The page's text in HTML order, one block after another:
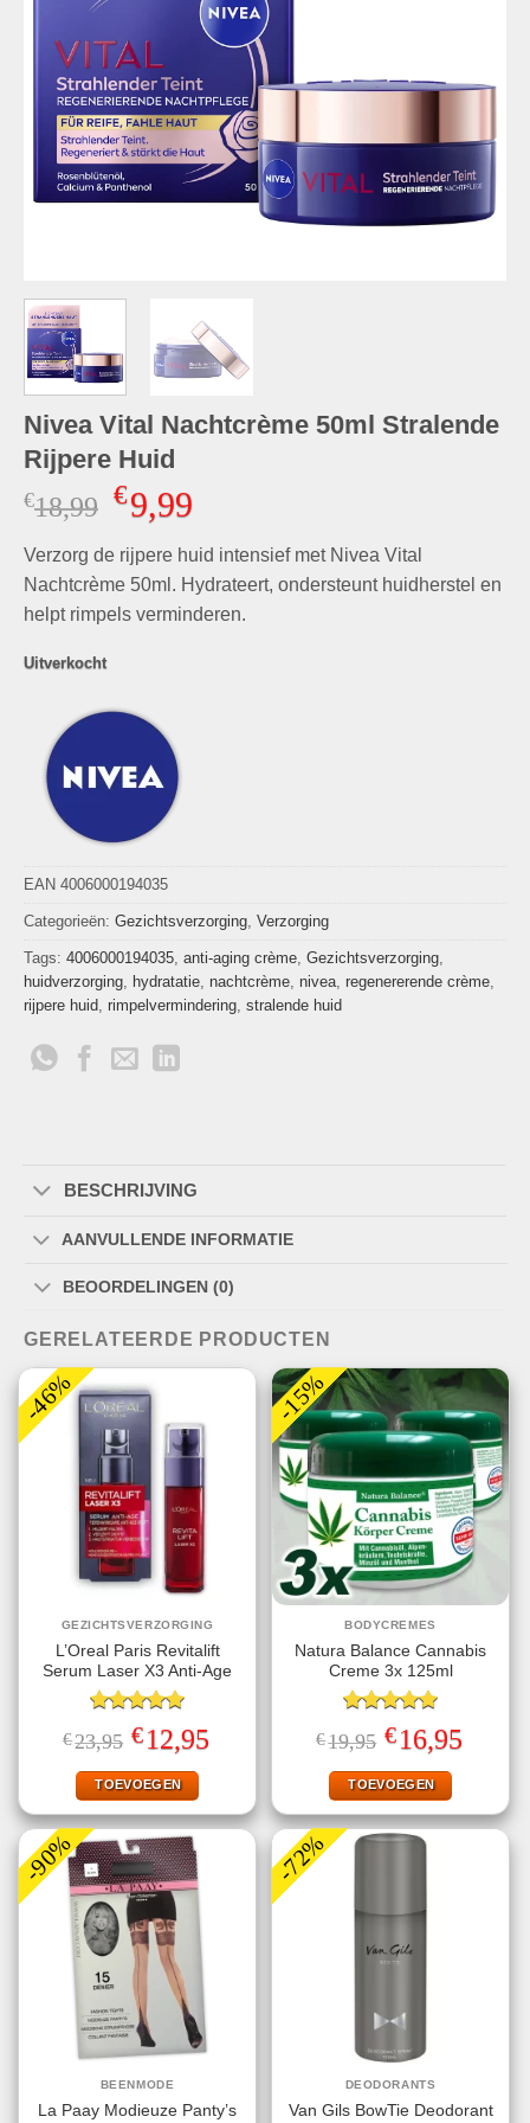
Nivea Vital Nachtcrème 50ml Stralende
Rijpere Huid
€18,99 Oorspronkelijke
prijs
was:
€18,99.
€9,99Huidige
is:
€9,99.
Verzorg de rijpere huid intensief met Nivea Vital
Nachtcrème 50ml. Hydrateert, ondersteunt huidherstel en
helpt rimpels verminderen.
Uitverkocht
EAN 4006000194035
Categorieën: Gezichtsverzorging, Verzorging
Tags: 4006000194035, anti-aging crème, Gezichtsverzorging,
huidverzorging, hydratatie, nachtcrème, nivea, regenererende crème,
rijpere huid, rimpelvermindering, stralende huid
BESCHRIJVING
AANVULLENDE INFORMATIE
BEOORDELINGEN (0)
GERELATEERDE PRODUCTEN
-46%
GEZICHTSVERZORGING
L’Oreal Paris Revitalift
Serum Laser X3 Anti-Age
Gewaardeerd
5.00uit 5
€23,95 Oorspronkelijke
prijs
was:
€23,95.
€12,95prijs
TOEVOEGEN
-15%
BODYCREMES
Natura Balance Cannabis
Creme 3x 125ml
Gewaardeerd
5.00uit 5
€19,95 Oorspronkelijke
prijs
was:
€19,95.
€16,95prijs
TOEVOEGEN
-90%
BEENMODE
La Paay Modieuze Panty’s
-72%
DEODORANTS
Van Gils BowTie Deodorant